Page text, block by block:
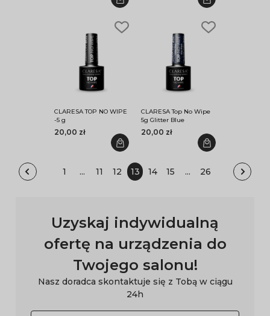
CLARESA TOP NO WIPE
-5 g
20,00 zł
CLARESA Top No Wipe
5g Glitter Blue
20,00 zł
1 ... 11 12 13 14 15 ... 26
Uzyskaj indywidualną
ofertę na urządzenia do
Twojego salonu!
Nasz doradca skontaktuje się z Tobą w ciągu
24h